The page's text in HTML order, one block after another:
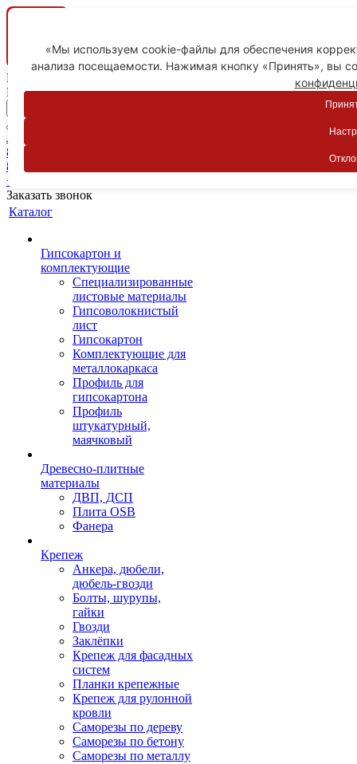
Ваш город
Пятигорск
Личный кабинет
8-800-775-59-89
8-800-775-59-89
+7 918 754-83-77
Заказать звонок
Каталог
Гипсокартон и
комплектующие
Специализированные
листовые материалы
Гипсоволокнистый
лист
Гипсокартон
Комплектующие для
металлокаркаса
Профиль для
гипсокартона
Профиль
штукатурный,
маячковый
Древесно-плитные
материалы
ДВП, ДСП
Плита OSB
Фанера
Крепеж
Анкера, дюбели,
дюбель-гвозди
Болты, шурупы,
гайки
Гвозди
Заклёпки
Крепеж для фасадных
систем
Планки крепежные
Крепеж для рулонной
кровли
Саморезы по дереву
Саморезы по бетону
Саморезы по металлу
«Мы используем cookie-файлы для обеспечения
анализа посещаемости. Нажимая кнопку «Принять», вы